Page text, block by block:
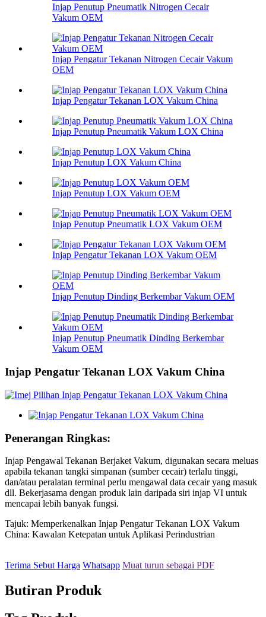
Injap Penutup Pneumatik Nitrogen Cecair
Vakum OEM
Injap Pengatur Tekanan Nitrogen Cecair Vakum
OEM
Injap Pengatur Tekanan LOX Vakum China
Injap Penutup Pneumatik Vakum LOX China
Injap Penutup LOX Vakum China
Injap Penutup LOX Vakum OEM
Injap Penutup Pneumatik LOX Vakum OEM
Injap Pengatur Tekanan LOX Vakum OEM
Injap Penutup Dinding Berkembar Vakum OEM
Injap Penutup Pneumatik Dinding Berkembar
Vakum OEM
Injap Pengatur Tekanan LOX Vakum China
Penerangan Ringkas:
Injap Pengawal Tekanan Berjaket Vakum, digunakan secara meluas
apabila tekanan tangki simpanan (sumber cecair) terlalu tinggi,
dan/atau peralatan terminal perlu mengawal data cecair yang masuk
dll. Bekerjasama dengan produk lain daripada siri injap VI untuk
mencapai lebih banyak fungsi.
Tajuk: Memperkenalkan Injap Pengatur Tekanan LOX Vakum
China: Kawalan Ketepatan untuk Aplikasi Perindustrian
Terima Sebut Harga Whatsapp Muat turun sebagai PDF
Butiran Produk